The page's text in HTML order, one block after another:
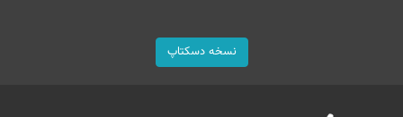
نسخه دسکتاپ